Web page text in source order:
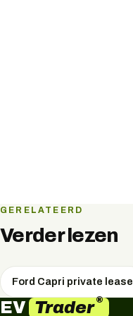
GERELATEERD
Verder lezen
Ford Capri private lease
EV Trader®